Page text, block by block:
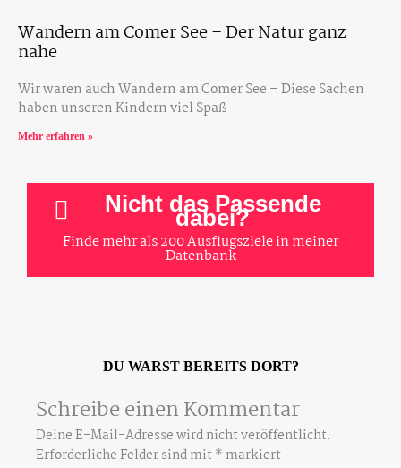
Wandern am Comer See – Der Natur ganz
nahe
Wir waren auch Wandern am Comer See – Diese Sachen
haben unseren Kindern viel Spaß
Mehr erfahren »
Nicht das Passende
dabei?
Finde mehr als 200 Ausflugsziele in meiner
Datenbank
DU WARST BEREITS DORT?
Schreibe einen Kommentar
Deine E-Mail-Adresse wird nicht veröffentlicht.
Erforderliche Felder sind mit* markiert